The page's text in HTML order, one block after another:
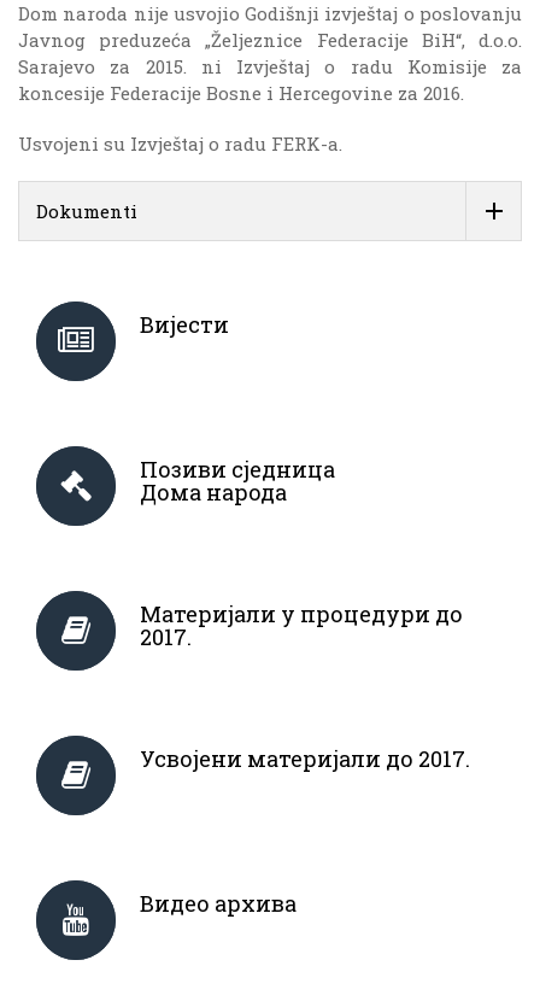
Dom naroda nije usvojio Godišnji izvještaj o poslovanju
Javnog preduzeća „Željeznice Federacije BiH“, d.o.o.
Sarajevo za 2015. ni Izvještaj o radu Komisije za
koncesije Federacije Bosne i Hercegovine za 2016.
Usvojeni su Izvještaj o radu FERK-a.
Dokumenti
Вијести
Позиви сједница
Дома народа
Материјали у процедури до
2017.
Усвојени материјали до 2017.
Видео архива